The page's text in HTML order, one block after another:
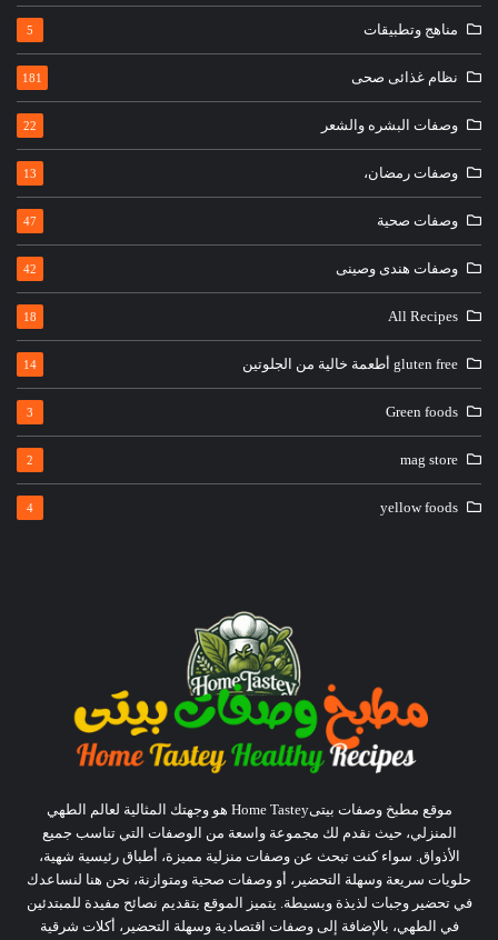
مناهج وتطبيقات 5
نظام غذائى صحى 181
وصفات البشره والشعر 22
وصفات رمضان، 13
وصفات صحية 47
وصفات هندى وصينى 42
All Recipes
18
gluten free أطعمة خالية من الجلوتين 14
Green foods
3
mag store
2
yellow foods
4
موقع مطبخ وصفات بيتىHome Tastey هو وجهتك المثالية لعالم الطهي
المنزلي، حيث نقدم لك مجموعة واسعة من الوصفات التي تناسب جميع
الأذواق. سواء كنت تبحث عن وصفات منزلية مميزة، أطباق رئيسية شهية،
حلويات سريعة وسهلة التحضير، أو وصفات صحية ومتوازنة، نحن هنا لنساعدك
في تحضير وجبات لذيذة وبسيطة. يتميز الموقع بتقديم نصائح مفيدة للمبتدئين
في الطهي، بالإضافة إلى وصفات اقتصادية وسهلة التحضير، أكلات شرقية